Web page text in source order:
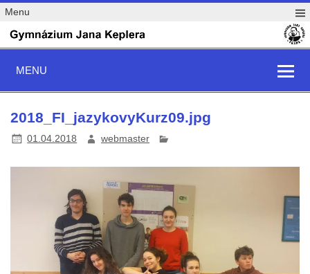
Menu
MENU
2018_FI_jazykovyKurz09.jpg
01.04.2018 webmaster